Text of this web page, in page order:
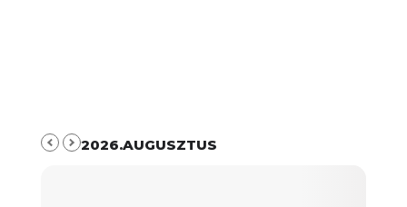
2026.AUGUSZTUS